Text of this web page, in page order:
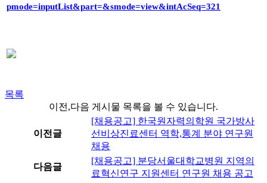
pmode=inputList&part=&smode=view&intAcSeq=321
목록
이전,다음 게시물 목록을 볼 수 있습니다.
이전글
[채용공고] 한국원자력의학원 국가방사
선비상진료센터 역학,통계 분야 연구원
채용
다음글
[채용공고] 분당서울대학교병원 지역의
료혁신연구 지원센터 연구원 채용 공고